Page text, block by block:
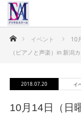
ホーム イベント
10
（ピアノと声楽）in 新潟
2018.07.20 イ
10月14日（日